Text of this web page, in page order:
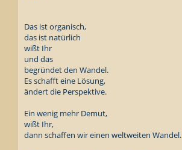
Das ist organisch,
das ist natürlich
wißt Ihr
und das
begründet den Wandel.
Es schafft eine Lösung,
ändert die Perspektive.
Ein wenig mehr Demut,
wißt Ihr,
dann schaffen wir einen weltweiten Wandel.